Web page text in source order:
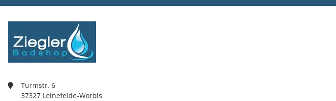
Turmstr. 6
37327 Leinefelde-Worbis